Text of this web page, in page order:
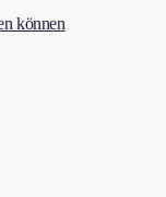
können